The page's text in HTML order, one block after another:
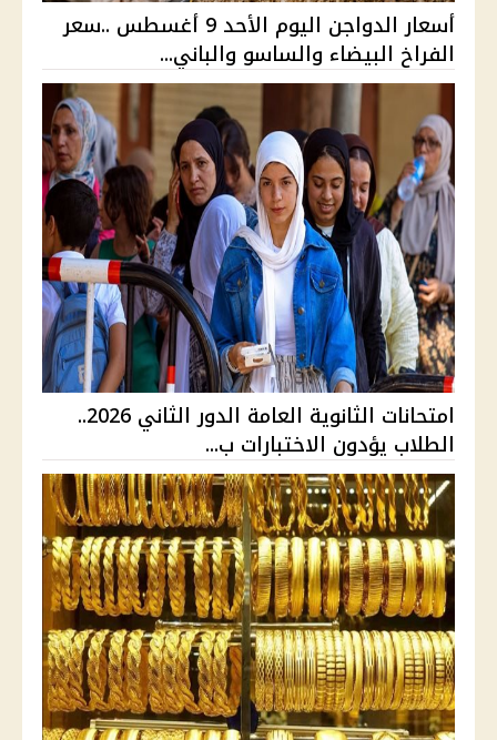
أسعار الدواجن اليوم الأحد 9 أغسطس ..سعر
الفراخ البيضاء والساسو والباني...
امتحانات الثانوية العامة الدور الثاني 2026..
الطلاب يؤدون الاختبارات ب...